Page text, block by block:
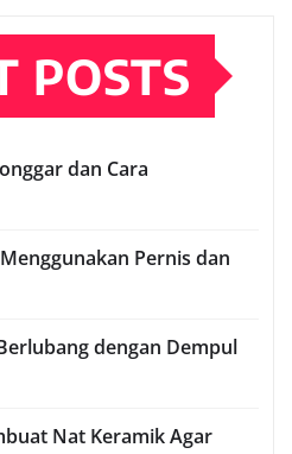
POSTS
dan Cara
Pernis dan
dengan Dempul
Nat Keramik Agar